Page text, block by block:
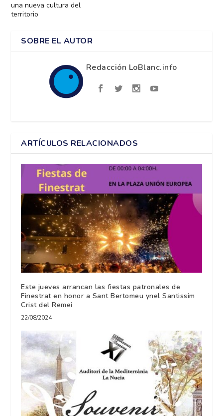
una nueva cultura del
territorio
SOBRE EL AUTOR
Redacción LoBlanc.info
ARTÍCULOS RELACIONADOS
Este jueves arrancan las fiestas patronales de
Finestrat en honor a Sant Bertomeu ynel Santissim
Crist del Remei
22/08/2024